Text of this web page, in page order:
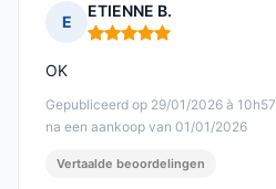
E
ETIENNE B.
Opmerking: 5 van 5
Gepubliceerd op 29/01/2026 à 10h57
na een aankoop van 01/01/2026
OK
Vertaalde beoordelingen